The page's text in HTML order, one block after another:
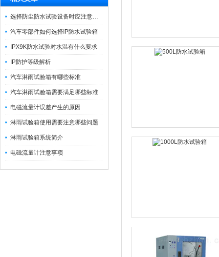
选择防尘防水试验设备时应注意哪些问题
汽车零部件如何选择IP防水试验箱
IPX9K防水试验对水温有什么要求
IP防护等级解析
汽车淋雨试验箱有哪些标准
汽车淋雨试验箱需要满足哪些标准
电磁流量计误差产生的原因
淋雨试验箱使用需要注意哪些问题
淋雨试验箱系统简介
电磁流量计注意事项